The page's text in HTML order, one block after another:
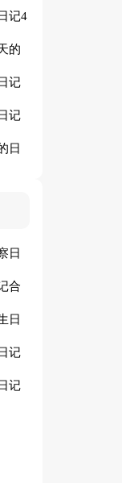
记4
的
记
记
日
日
合
日
记
记